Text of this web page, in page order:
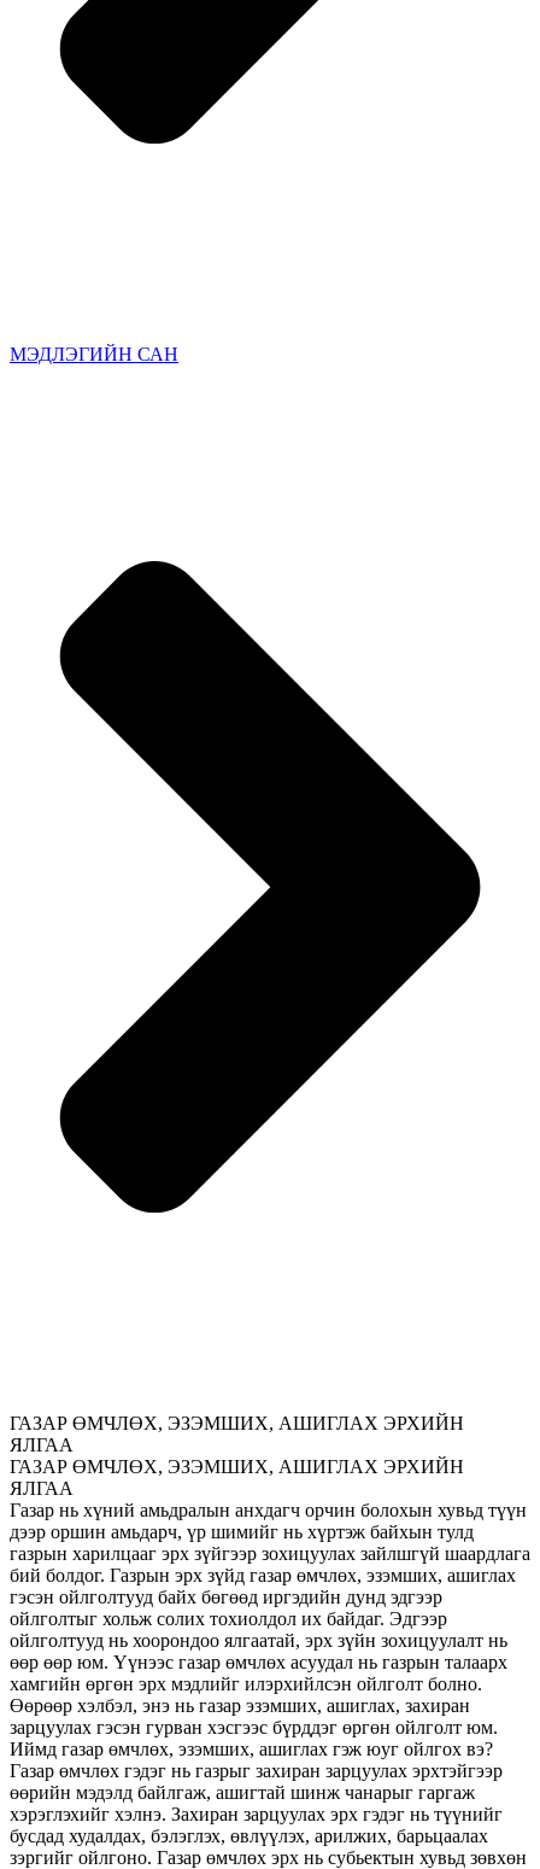
МЭДЛЭГИЙН САН
ГАЗАР ӨМЧЛӨХ, ЭЗЭМШИХ, АШИГЛАХ ЭРХИЙН
ЯЛГАА
ГАЗАР ӨМЧЛӨХ, ЭЗЭМШИХ, АШИГЛАХ ЭРХИЙН
ЯЛГАА
Газар нь хүний амьдралын анхдагч орчин болохын хувьд түүн
дээр оршин амьдарч, үр шимийг нь хүртэж байхын тулд
газрын харилцааг эрх зүйгээр зохицуулах зайлшгүй шаардлага
бий болдог. Газрын эрх зүйд газар өмчлөх, эзэмших, ашиглах
гэсэн ойлголтууд байх бөгөөд иргэдийн дунд эдгээр
ойлголтыг хольж солих тохиолдол их байдаг. Эдгээр
ойлголтууд нь хоорондоо ялгаатай, эрх зүйн зохицуулалт нь
өөр өөр юм. Үүнээс газар өмчлөх асуудал нь газрын талаарх
хамгийн өргөн эрх мэдлийг илэрхийлсэн ойлголт болно.
Өөрөөр хэлбэл, энэ нь газар эзэмших, ашиглах, захиран
зарцуулах гэсэн гурван хэсгээс бүрддэг өргөн ойлголт юм.
Иймд газар өмчлөх, эзэмших, ашиглах гэж юуг ойлгох вэ?
Газар өмчлөх гэдэг нь газрыг захиран зарцуулах эрхтэйгээр
өөрийн мэдэлд байлгаж, ашигтай шинж чанарыг гаргаж
хэрэглэхийг хэлнэ. Захиран зарцуулах эрх гэдэг нь түүнийг
бусдад худалдах, бэлэглэх, өвлүүлэх, арилжих, барьцаалах
зэргийг ойлгоно. Газар өмчлөх эрх нь субьектын хувьд зөвхөн